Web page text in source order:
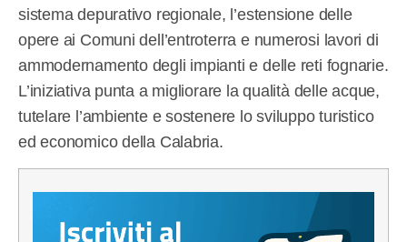
sistema depurativo regionale, l’estensione delle
opere ai Comuni dell’entroterra e numerosi lavori di
ammodernamento degli impianti e delle reti fognarie.
L’iniziativa punta a migliorare la qualità delle acque,
tutelare l’ambiente e sostenere lo sviluppo turistico
ed economico della Calabria.